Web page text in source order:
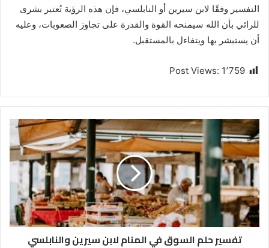
التفسير وفقًا لابن سيرين أو النابلسي، فإن هذه الرؤية تُعتبر بشرى
للرائي بأن الله سيمنحه القوة والقدرة على تجاوز الصعوبات، وعليه
أن يستبشر بها ويتفاءل بالمستقبل.
Post Views: 1٬759
تفسير حلم السوق في المنام لابن سيرين والنابلسي